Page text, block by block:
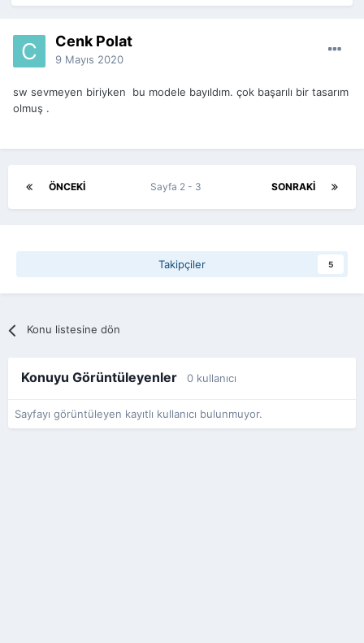
Cenk Polat
9 Mayıs 2020
sw sevmeyen biriyken bu modele bayıldım. çok başarılı bir tasarım
olmuş .
ÖNCEKI SONRAKI
Sayfa 2 - 3
Takipçiler 5
Konu listesine dön
Konuyu Görüntüleyenler 0 kullanıcı
Sayfayı görüntüleyen kayıtlı kullanıcı bulunmuyor.